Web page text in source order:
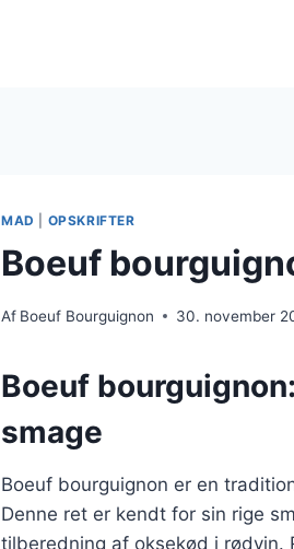
MAD OPSKRIFTER
Boeuf
Af Boeuf Bourguignon 30. november
Boeuf
smage
Boeuf bourguignon er en
Denne ret er kendt for sin rige
tilberedning af oksekød i rødvin.